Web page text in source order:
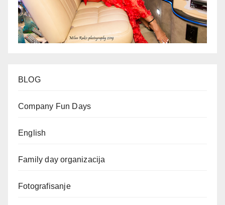
BLOG
Company Fun Days
English
Family day organizacija
Fotografisanje